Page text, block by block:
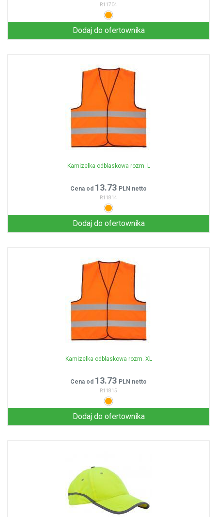
R11704
Dodaj do ofertownika
Kamizelka odblaskowa rozm. L
Cena od 13.73 PLN netto
R11814
Dodaj do ofertownika
Kamizelka odblaskowa rozm. XL
Cena od 13.73 PLN netto
R11815
Dodaj do ofertownika